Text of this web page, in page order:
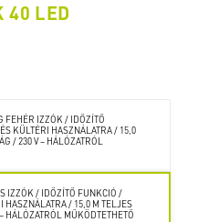
40 LED
FEHÉR IZZÓK / IDŐZÍTŐ
KÜLTÉRI HASZNÁLATRA / 15,0
/ 230 V – HÁLÓZATRÓL
IZZÓK / IDŐZÍTŐ FUNKCIÓ /
HASZNÁLATRA / 15,0 M TELJES
HÁLÓZATRÓL MŰKÖDTETHETŐ